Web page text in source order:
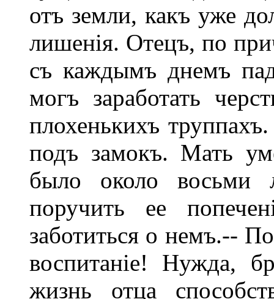
отъ земли, какъ уже
лишенія. Отецъ, по
съ каждымъ днемъ
могъ заработать
плохенькихъ
подъ замокъ. Мать
было около восьми
поручить ее
заботиться о немъ.--
воспитаніе! Нужда,
жизнь отца